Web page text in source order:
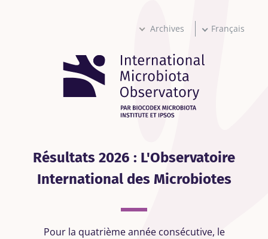
Archives Français
Résultats 2026 : L'Observatoire
International des Microbiotes
Pour la quatrième année consécutive, le